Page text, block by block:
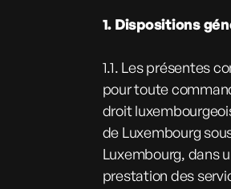
1. Dispositions
1.1. Les présentes
pour toute
droit
de Luxembourg
Luxembourg, dans
prestation des